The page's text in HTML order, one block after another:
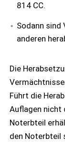
814 CC.
Sodann sind
anderen
Die
Führt die
Auflagen nicht
Noterbteil
den Noterbteil